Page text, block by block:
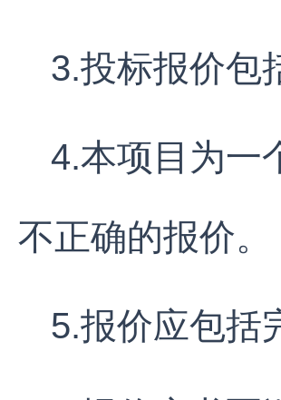
3.投标报价包
4.本项目为一
不正确的报价。
5.报价应包括